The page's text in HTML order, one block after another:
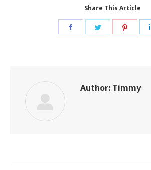
Share This Article
Share
Share
Share
Author: Timmy